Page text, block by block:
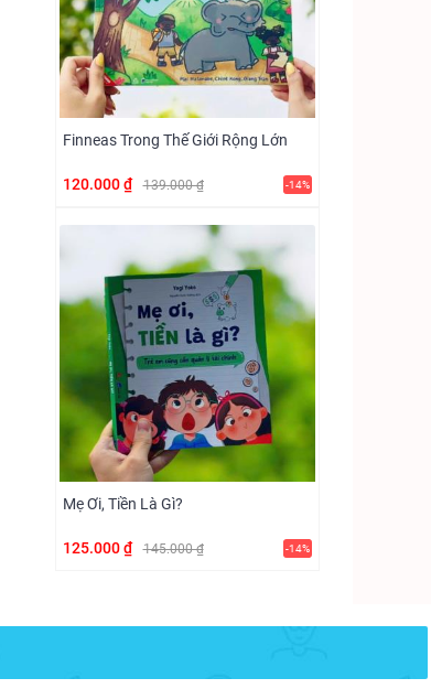
Finneas Trong Thế Giới Rộng Lớn
120.000 ₫ 139.000 ₫ -14%
Mẹ Ơi, Tiền Là Gì?
125.000 ₫ 145.000 ₫ -14%